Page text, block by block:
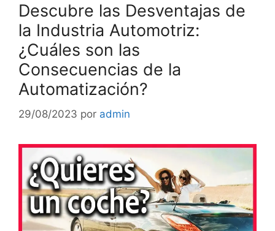
Descubre las Desventajas de
la Industria Automotriz:
¿Cuáles son las
Consecuencias de la
Automatización?
29/08/2023 por admin